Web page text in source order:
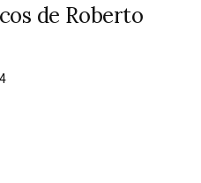
de Roberto